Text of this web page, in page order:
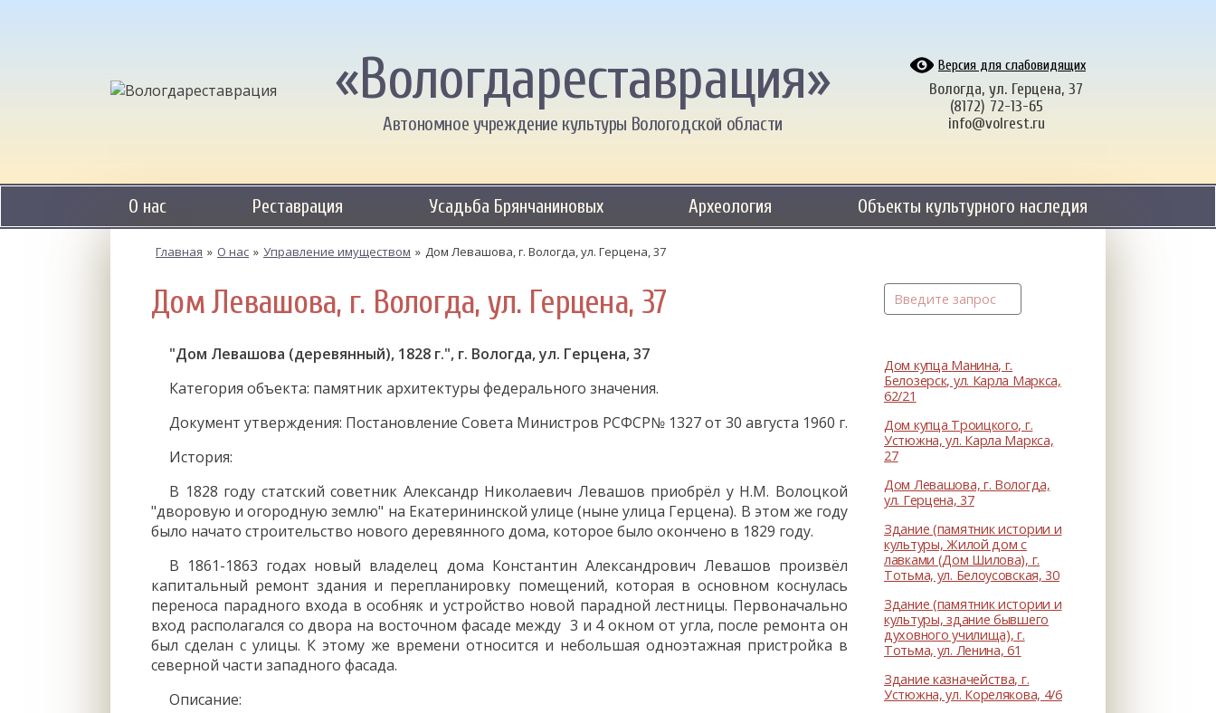
«Вологдареставрация»
Автономное учреждение культуры Вологодской области
Версия для слабовидящих
Вологда, ул. Герцена, 37
(8172) 72-13-65
info@volrest.ru
О нас Реставрация Усадьба Брянчаниновых Археология Объекты культурного наследия
Главная » О нас » Управление имуществом » Дом Левашова, г. Вологда, ул. Герцена, 37
Дом купца Манина, г.
Белозерск, ул. Карла Маркса,
62/21
Дом купца Троицкого, г.
Устюжна, ул. Карла Маркса,
27
Дом Левашова, г. Вологда,
ул. Герцена, 37
Здание (памятник истории и
культуры, Жилой дом с
лавками (Дом Шилова), г.
Тотьма, ул. Белоусовская, 30
Здание (памятник истории и
культуры, здание бывшего
духовного училища), г.
Тотьма, ул. Ленина, 61
Здание казначейства, г.
Устюжна, ул. Корелякова, 4/6
Дом Левашова, г. Вологда, ул. Герцена, 37
"Дом Левашова (деревянный), 1828 г.", г. Вологда, ул. Герцена, 37
Категория объекта: памятник архитектуры федерального значения.
Документ утверждения: Постановление Совета Министров РСФСР№ 1327 от 30 августа 1960 г.
История:
В 1828 году статский советник Александр Николаевич Левашов приобрёл у Н.М. Волоцкой
"дворовую и огородную землю" на Екатерининской улице (ныне улица Герцена). В этом же году
было начато строительство нового деревянного дома, которое было окончено в 1829 году.
В 1861-1863 годах новый владелец дома Константин Александрович Левашов произвёл
капитальный ремонт здания и перепланировку помещений, которая в основном коснулась
переноса парадного входа в особняк и устройство новой парадной лестницы. Первоначально
вход располагался со двора на восточном фасаде между 3 и 4 окном от угла, после ремонта он
был сделан с улицы. К этому же времени относится и небольшая одноэтажная пристройка в
северной части западного фасада.
Описание: